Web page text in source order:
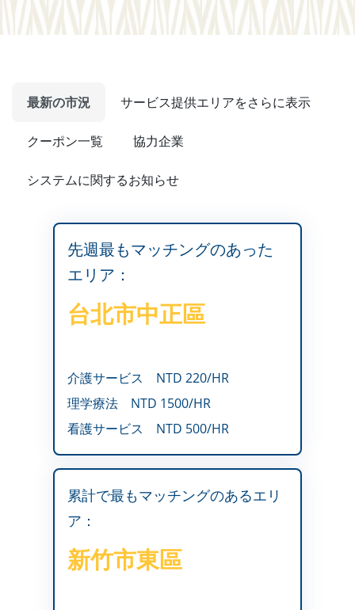
最新の市況 サービス提供エリアをさらに表示
クーポン一覧 協力企業
システムに関するお知らせ
先週最もマッチングのあった
エリア：
台北市中正區
介護サービス
NTD 220/HR
理学療法
NTD 1500/HR
看護サービス
NTD 500/HR
累計で最もマッチングのあるエリ
ア：
新竹市東區